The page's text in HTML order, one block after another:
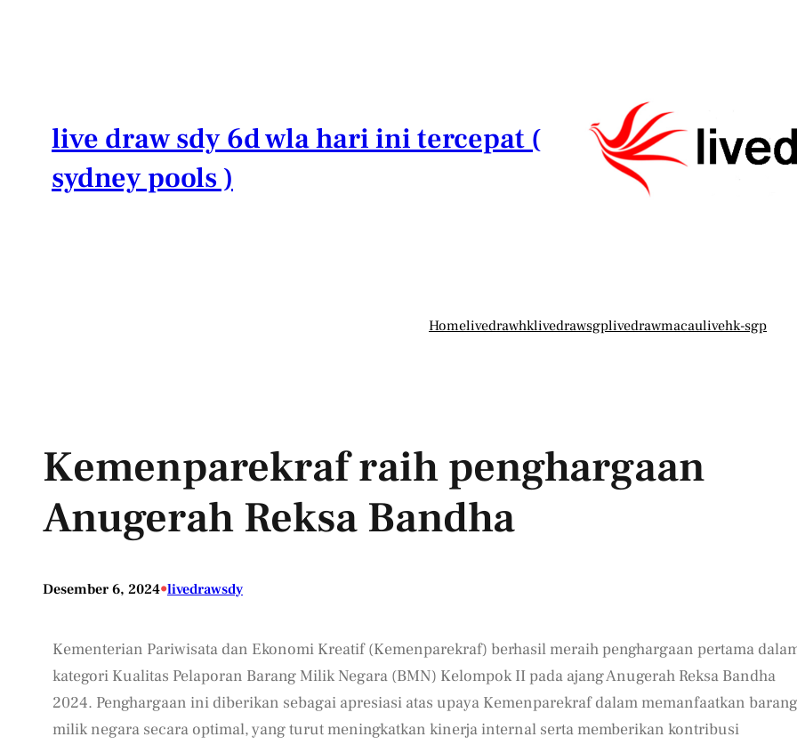
live draw sdy 6d wla hari ini tercepat (
sydney pools )
Homelivedrawhklivedrawsgplivedrawmacaulivehk-sgp
Kemenparekraf raih penghargaan
Anugerah Reksa Bandha
Desember 6, 2024•livedrawsdy
Kementerian Pariwisata dan Ekonomi Kreatif (Kemenparekraf) berhasil meraih penghargaan pertama
kategori Kualitas Pelaporan Barang Milik Negara (BMN) Kelompok II pada ajang Anugerah Reksa Bandha
2024. Penghargaan ini diberikan sebagai apresiasi atas upaya Kemenparekraf dalam memanfaatkan barang
milik negara secara optimal, yang turut meningkatkan kinerja internal serta memberikan kontribusi